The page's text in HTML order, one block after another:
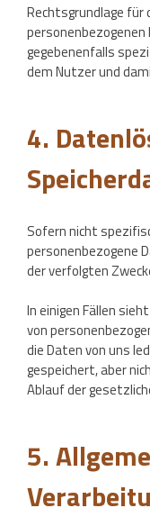
Rechtsgrundlage für
personenbezogenen
gegebenenfalls
dem Nutzer und
4.
Sofern nicht
personenbezogene
der verfolgten
In einigen Fällen
von
die Daten von uns
gespeichert, aber
Ablauf der
5.